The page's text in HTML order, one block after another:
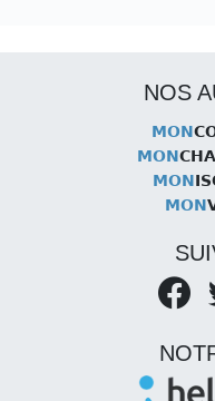
NOS
MON
MON
MON
MON